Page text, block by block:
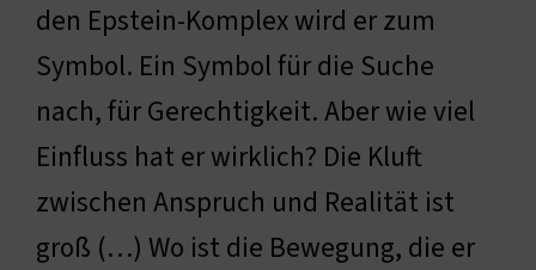
den Epstein-Komplex wird er zum
Symbol. Ein Symbol für die Suche
nach, für Gerechtigkeit. Aber wie viel
Einfluss hat er wirklich? Die Kluft
zwischen Anspruch und Realität ist
groß (…) Wo ist die Bewegung, die er